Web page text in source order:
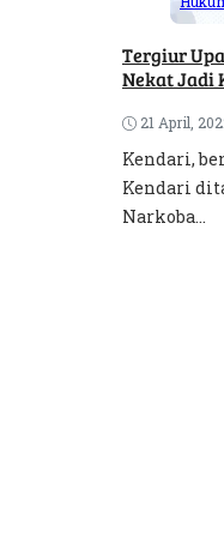
Tergiur
Nekat Jadi
21 April,
Kendari,
Kendari
Narkoba...